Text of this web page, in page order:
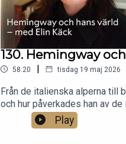
130. Hemingway
58:20 | tisdag 19 maj 2026
Från de italienska alperna till
och hur påverkades han av
författare vars böcker
Play